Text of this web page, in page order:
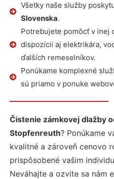
Všetky naše služby
Slovenska.
Potrebujete pomôcť v inej
dispozícii aj elektrikára,
ďalších remeselníkov.
Ponúkame komplexné
sú priamo v ponuke
Čistenie zámkovej dlažby
Stopfenreuth? Ponúkame
kvalitné a zároveň cenovo
prispôsobené vašim
Neváhajte a ozvite sa nám